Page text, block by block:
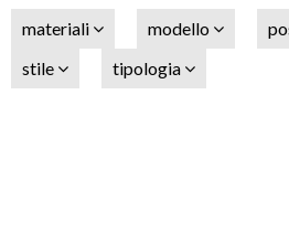
materiali modello
stile
tipologia